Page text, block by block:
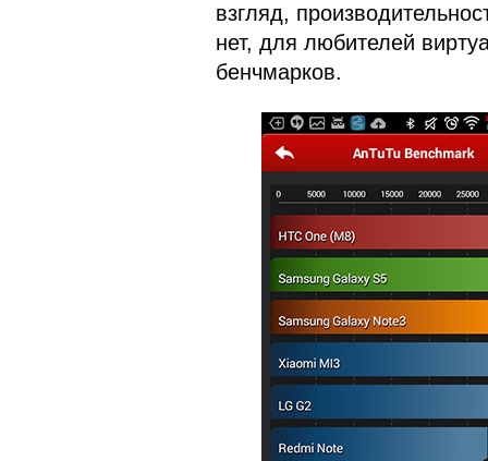
взгляд,
нет, для любителей
бенчмарков.